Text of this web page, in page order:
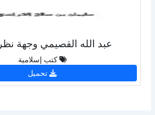
عبد الله القصيمي وجهة
كتب إسلامية
تحميل